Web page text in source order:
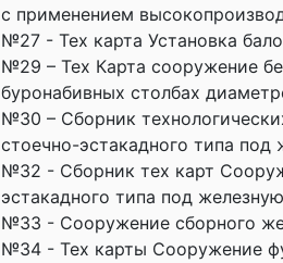
с применением
№27 - Тех карта Установка
№29 – Тех Карта сооружение
буронабивных столбах
№30 – Сборник
стоечно-эстакадного типа
№32 - Сборник тех карт
эстакадного типа под
№33 - Сооружение сборного
№34 - Тех карты Сооружение